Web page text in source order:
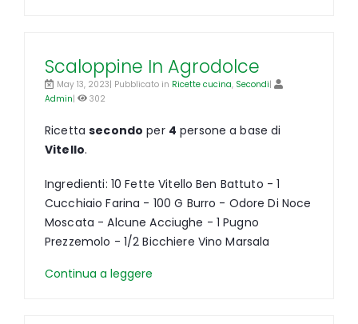
Scaloppine In Agrodolce
May 13, 2023| Pubblicato in Ricette cucina, Secondi|
Admin| 302
Ricettasecondo per 4 persone a base di
Vitello.
Ingredienti: 10 Fette Vitello Ben Battuto - 1
Cucchiaio Farina - 100 G Burro - Odore Di Noce
Moscata - Alcune Acciughe - 1 Pugno
Prezzemolo - 1/2 Bicchiere Vino Marsala
Continua a leggere